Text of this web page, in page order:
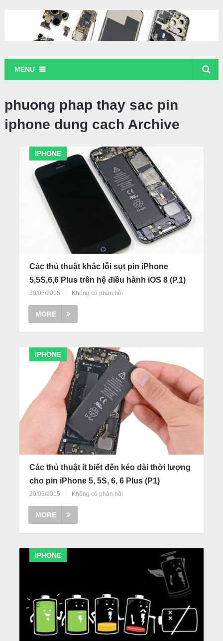
MENU
phuong phap thay sac pin
iphone dung cach Archive
IPHONE
Các thủ thuật khắc lỗi sụt pin iPhone
5,5S,6,6 Plus trên hệ điều hành iOS 8 (P.1)
30/06/2015 Không có phản hồi
MORE
IPHONE
Các thủ thuật ít biết đến kéo dài thời lượng
cho pin iPhone 5, 5S, 6, 6 Plus (P1)
20/05/2015 Không có phản hồi
MORE
IPHONE